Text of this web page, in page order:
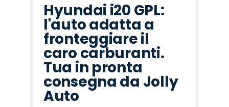
Hyundai i20 GPL:
l'auto adatta a
fronteggiare il
caro carburanti.
Tua in pronta
consegna da Jolly
Auto